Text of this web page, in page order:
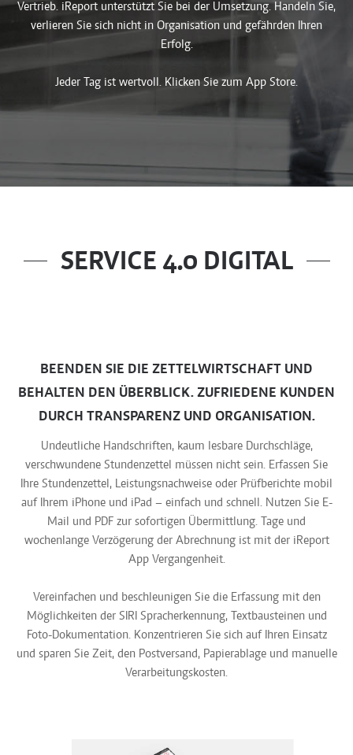
Vertrieb. iReport unterstützt Sie bei der Umsetzung. Handeln Sie,
verlieren Sie sich nicht in Organisation und gefährden Ihren
Erfolg.
Jeder Tag ist wertvoll. Klicken Sie zum App Store.
SERVICE 4.0 DIGITAL
BEENDEN SIE DIE ZETTELWIRTSCHAFT UND
BEHALTEN DEN ÜBERBLICK. ZUFRIEDENE KUNDEN
DURCH TRANSPARENZ UND ORGANISATION.
Undeutliche Handschriften, kaum lesbare Durchschläge,
verschwundene Stundenzettel müssen nicht sein. Erfassen Sie
Ihre Stundenzettel, Leistungsnachweise oder Prüfberichte mobil
auf Ihrem iPhone und iPad – einfach und schnell. Nutzen Sie E-
Mail und PDF zur sofortigen Übermittlung. Tage und
wochenlange Verzögerung der Abrechnung ist mit der iReport
App Vergangenheit.
Vereinfachen und beschleunigen Sie die Erfassung mit den
Möglichkeiten der SIRI Spracherkennung, Textbausteinen und
Foto-Dokumentation. Konzentrieren Sie sich auf Ihren Einsatz
und sparen Sie Zeit, den Postversand, Papierablage und manuelle
Verarbeitungskosten.